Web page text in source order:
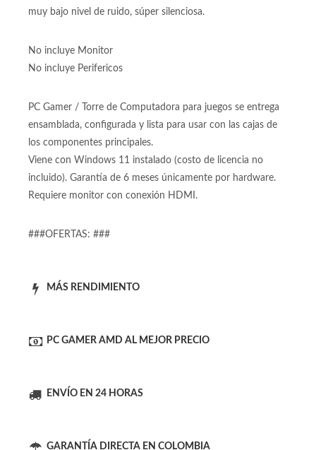
muy bajo nivel de ruido, súper silenciosa.
No incluye Monitor
No incluye Perifericos
PC Gamer / Torre de Computadora para juegos se entrega
ensamblada, configurada y lista para usar con las cajas de
los componentes principales.
Viene con Windows 11 instalado (costo de licencia no
incluido). Garantía de 6 meses únicamente por hardware.
Requiere monitor con conexión HDMI.
###OFERTAS: ###
MÁS RENDIMIENTO
PC GAMER AMD AL MEJOR PRECIO
ENVÍO EN 24 HORAS
GARANTÍA DIRECTA EN COLOMBIA